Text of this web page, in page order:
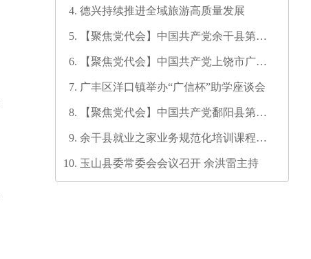
德兴持续推进全域旅游高质量发展
【聚焦党代会】中国共产党余干县第十
【聚焦党代会】中国共产党上饶市广信
广丰区洋口镇举办“广信杯”助学座谈会
【聚焦党代会】中国共产党鄱阳县第十
余干县就业之家业务规范化培训课程开
玉山县委常委会会议召开 余洪雷主持